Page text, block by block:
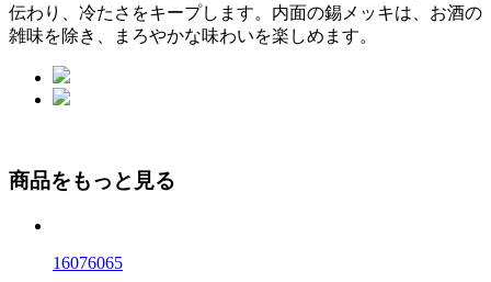
伝わり、冷たさをキープします。内面の錫メッキは、お酒の
雑味を除き、まろやかな味わいを楽しめます。
商品をもっと見る
16076065